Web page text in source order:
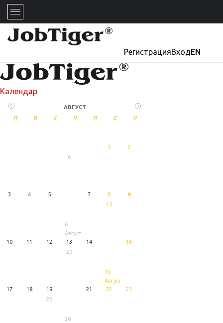
РегистрацияВходEN
Календар
АВГУСТ
П В С Ч П С Н
1 2
3 4 5
6
6
Август
7 8 9
10 11 12 13 14
15
15
Август
16
17 18 19
20
20
21 22 23
26